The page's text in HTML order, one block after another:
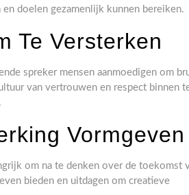
doelen gezamenlijk kunnen bereiken.
Te Versterken
spreker mensen aanmoedigen om
van vertrouwen en respect binnen
Vormgeven
om na te denken over de toekomst
bieden en uitdagen om creatieve